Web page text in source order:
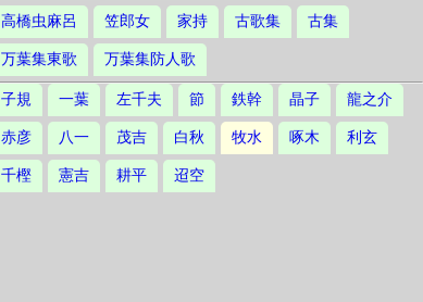
高橋虫麻呂 笠郎女 家持 古歌集 古集
万葉集東歌 万葉集防人歌
子規 一葉 左千夫 節 鉄幹 晶子 龍之介
赤彦 八一 茂吉 白秋 牧水 啄木 利玄
千樫 憲吉 耕平 迢空